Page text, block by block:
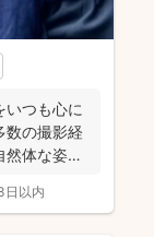
いつも心に
数の撮影経
体な姿の
日以内